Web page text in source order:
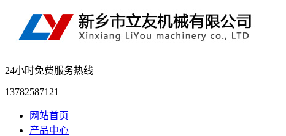
24小时免费服务热线
13782587121
网站首页
产品中心